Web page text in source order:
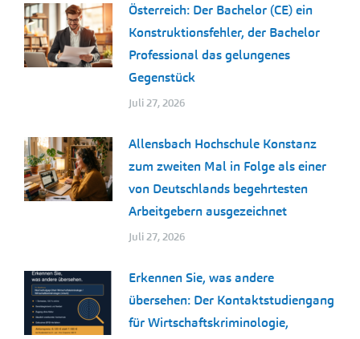
Österreich: Der Bachelor (CE) ein
Konstruktionsfehler, der Bachelor
Professional das gelungenes
Gegenstück
Juli 27, 2026
Allensbach Hochschule Konstanz
zum zweiten Mal in Folge als einer
von Deutschlands begehrtesten
Arbeitgebern ausgezeichnet
Juli 27, 2026
Erkennen Sie, was andere
übersehen: Der Kontaktstudiengang
für Wirtschaftskriminologie,